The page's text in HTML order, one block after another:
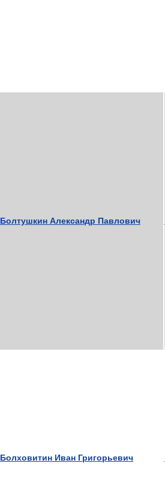
Болтушкин Александр Павлович
Болховитин Иван Григорьевич